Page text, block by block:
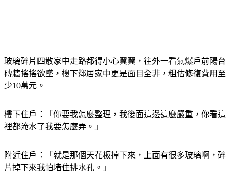
玻璃碎片四散家中走路都得小心翼翼，往外一看氣爆戶前陽台
磚牆搖搖欲墜，樓下鄰居家中更是面目全非，粗估修復費用至
少10萬元。
樓下住戶：「你要我怎麼整理，我後面這邊這麼嚴重，你看這
裡都淹水了我要怎麼弄。」
附近住戶：「就是那個天花板掉下來，上面有很多玻璃啊，碎
片掉下來我怕堵住排水孔。」